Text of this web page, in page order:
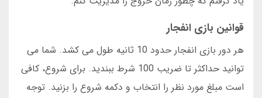
قوانین بازی انفجار
هر دور بازی انفجار حدود 10 ثانیه طول می کشد. شما می
توانید حداکثر تا ضریب 100 شرط ببندید. برای شروع، کافی
است مبلغ مورد نظر را انتخاب و دکمه شروع را بزنید. توجه